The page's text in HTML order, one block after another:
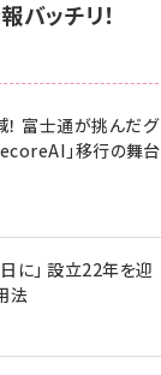
バッチリ！
富士通が挑んだグ
」移行の舞台
に」 設立22年を迎
法